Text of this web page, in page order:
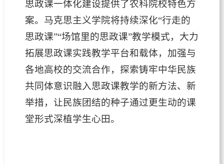
思政课一体化建设提供了农科院校特色方
案。马克思主义学院将持续深化“行走的
思政课”“场馆里的思政课”教学模式，大力
拓展思政课实践教学平台和载体，加强与
各地高校的交流合作，探索铸牢中华民族
共同体意识融入思政课教学的新方法、新
举措，让民族团结的种子通过更生动的课
堂形式深植学生心田。